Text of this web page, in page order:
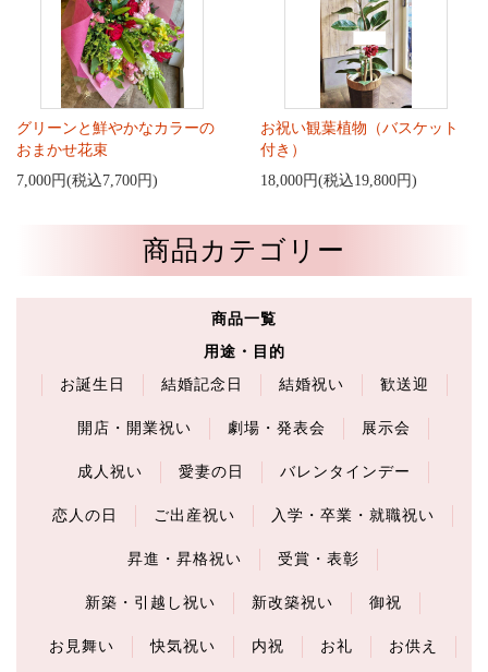
グリーンと鮮やかなカラーの
おまかせ花束
7,000円(税込7,700円)
お祝い観葉植物（バスケット
付き）
18,000円(税込19,800円)
商品カテゴリー
商品一覧
用途・目的
お誕生日
結婚記念日 結婚祝い 歓送迎
開店・開業祝い 劇場・発表会 展示会
成人祝い 愛妻の日 バレンタインデー
恋人の日 ご出産祝い 入学・卒業・就職祝い
昇進・昇格祝い 受賞・表彰
新築・引越し祝い 新改築祝い 御祝
お見舞い 快気祝い 内祝 お礼 お供え